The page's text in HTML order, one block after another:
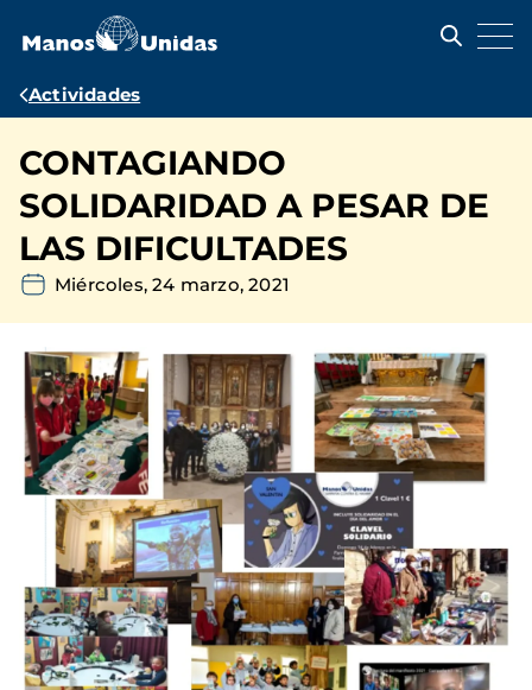
contenido
Ruta
navegación
Actividades
CONTAGIANDO
SOLIDARIDAD A PESAR DE
LAS DIFICULTADES
Miércoles, 24 marzo, 2021